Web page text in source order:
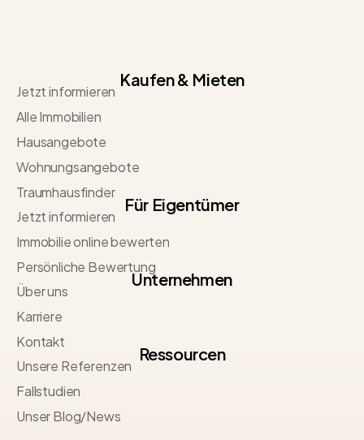
Kaufen & Mieten
Jetzt informieren
Alle Immobilien
Hausangebote
Wohnungsangebote
Traumhausfinder
Für Eigentümer
Jetzt informieren
Immobilie online bewerten
Persönliche Bewertung
Unternehmen
Über uns
Karriere
Kontakt
Ressourcen
Unsere Referenzen
Fallstudien
Unser Blog/News